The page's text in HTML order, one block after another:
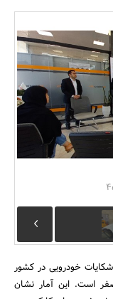
مسکن و ساختمان
به آمار 500 هزارتایی از شکایات خودرویی در کشور
«آمار شکایت قضایی از خودرو45 صفر است. این آمار نشان